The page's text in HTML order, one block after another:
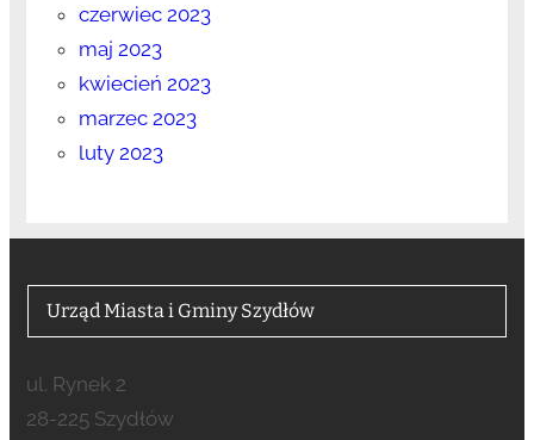
czerwiec 2023
maj 2023
kwiecień 2023
marzec 2023
luty 2023
Urząd Miasta i Gminy Szydłów
ul. Rynek 2
28-225 Szydłów